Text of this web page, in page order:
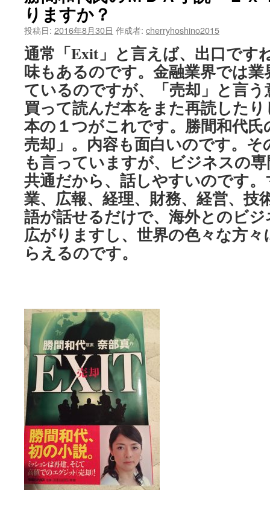
りますか？
投稿日: 2016年8月30日 作成者: cherryhoshino2015
通常「Exit」と言えば、出口です
味もあるのです。金融業界では
ているのですが、「売却」と言
買って読んだ本をまた再読した
本の１つがこれです。勝間和代
売却」。内容も面白いのです。
も言っていますが、ビジネスの
共通だから、話しやすいのです
業、広報、経理、財務、経営、
語が話せるだけで、海外とのビ
広がりますし、世界の色々な方
らえるのです。